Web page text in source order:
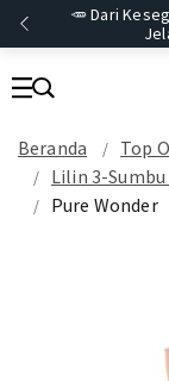
🥕 Dari
Beranda Top
Lilin 3-Sumbu
Pure Wonder